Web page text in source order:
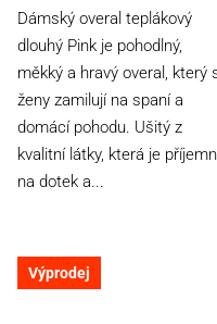
4,2
5
hvězdiček.
Dámský overal teplákový
dlouhý Pink je pohodlný,
měkký a hravý overal, který
ženy zamilují na spaní a
domácí pohodu. Ušitý z
kvalitní látky, která je
na dotek a...
Výprodej